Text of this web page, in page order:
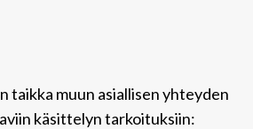
taikka muun asiallisen yhteyden
käsittelyn tarkoituksiin: